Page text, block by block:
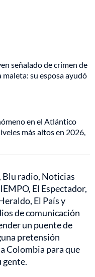
señalado de crimen de
su esposa ayudó
en el Atlántico
más altos en 2026,
Blu radio, Noticias
El Espectador,
El País y
de comunicación
un puente de
pretensión
Colombia para que
gente.